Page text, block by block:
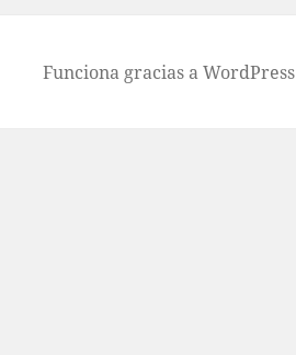
Funciona gracias a WordPress